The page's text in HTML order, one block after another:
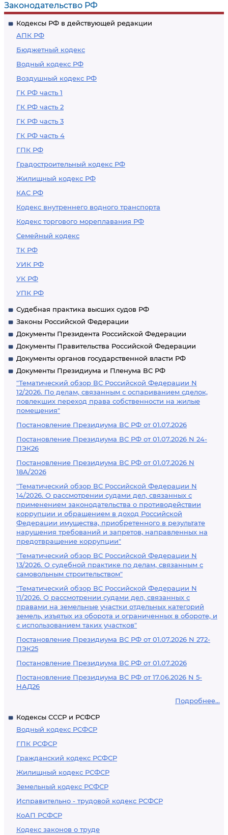
Законодательство РФ
Кодексы РФ в действующей редакции
АПК РФ
Бюджетный кодекс
Водный кодекс РФ
Воздушный кодекс РФ
ГК РФ часть 1
ГК РФ часть 2
ГК РФ часть 3
ГК РФ часть 4
ГПК РФ
Градостроительный кодекс РФ
Жилищный кодекс РФ
КАС РФ
Кодекс внутреннего водного транспорта
Кодекс торгового мореплавания РФ
Семейный кодекс
ТК РФ
УИК РФ
УК РФ
УПК РФ
Судебная практика высших судов РФ
Законы Российской Федерации
Документы Президента Российской Федерации
Документы Правительства Российской Федерации
Документы органов государственной власти РФ
Документы Президиума и Пленума ВС РФ
"Тематический обзор ВС Российской Федерации N
12/2026. По делам, связанным с оспариванием сделок,
повлекших переход права собственности на жилые
помещения"
Постановление Президиума ВС РФ от 01.07.2026
Постановление Президиума ВС РФ от 01.07.2026 N 24-
ПЭК26
Постановление Президиума ВС РФ от 01.07.2026 N
18А/2026
"Тематический обзор ВС Российской Федерации N
14/2026. О рассмотрении судами дел, связанных с
применением законодательства о противодействии
коррупции и обращением в доход Российской
Федерации имущества, приобретенного в результате
нарушения требований и запретов, направленных на
предотвращение коррупции"
"Тематический обзор ВС Российской Федерации N
13/2026. О судебной практике по делам, связанным с
самовольным строительством"
"Тематический обзор ВС Российской Федерации N
11/2026. О рассмотрении судами дел, связанных с
правами на земельные участки отдельных категорий
земель, изъятых из оборота и ограниченных в обороте, и
с использованием таких участков"
Постановление Президиума ВС РФ от 01.07.2026 N 272-
ПЭК25
Постановление Президиума ВС РФ от 01.07.2026
Постановление Президиума ВС РФ от 17.06.2026 N 5-
НАД26
Подробнее...
Кодексы СССР и РСФСР
Водный кодекс РСФСР
ГПК РСФСР
Гражданский кодекс РСФСР
Жилищный кодекс РСФСР
Земельный кодекс РСФСР
Исправительно - трудовой кодекс РСФСР
КоАП РСФСР
Кодекс законов о труде